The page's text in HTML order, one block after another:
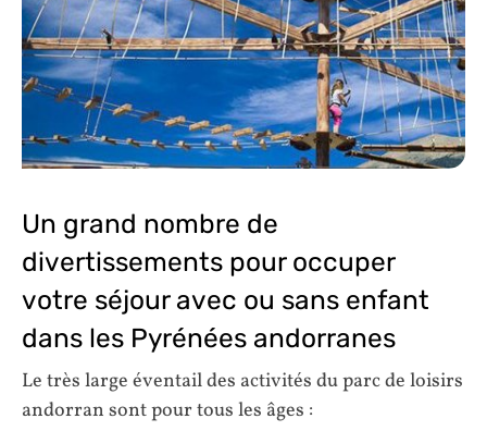
Un grand nombre de
divertissements pour occuper
votre séjour avec ou sans enfant
dans les Pyrénées andorranes
Le très large éventail des activités du parc de loisirs
andorran sont pour tous les âges :